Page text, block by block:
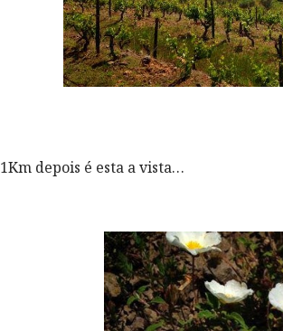
1Km depois é esta a vista…